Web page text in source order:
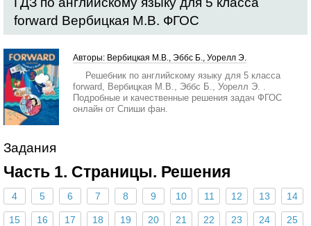
forward Вербицкая М.В. ФГОС
Авторы: Вербицкая М.В., Эббс Б., Уорелл Э.
Решебник по английскому языку для 5 класса
forward, Вербицкая М.В., Эббс Б., Уорелл Э. .
Подробные и качественные решения задач ФГОС
онлайн от Спиши фан.
Задания
Часть 1. Страницы. Решения
4 5 6 7 8 9 10 11 12 13 14
15 16 17 18 19 20 21 22 23 24 25